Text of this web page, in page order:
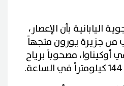
اليابانية بأن الإعصار،
من جزيرة يورون متجهاً
أوكيناوا، مصحوباً برياح